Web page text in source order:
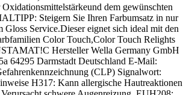
dem gewünschten
Steigern Sie Ihren Farbumsatz in nur
Gloss Service.Dieser eignet sich ideal mit den
Color Touch,Color Touch Relights
Hersteller Wella Germany GmbH
64295 Darmstadt Deutschland E-Mail:
(CLP) Signalwort:
H317: Kann allergische Hautreaktionen